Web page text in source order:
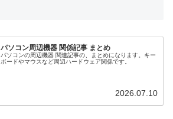
パソコン周辺機器 関係記事 まとめ
パソコンの周辺機器 関連記事の、まとめになります。キー
ボードやマウスなど周辺ハードウェア関係です。
2026.07.10